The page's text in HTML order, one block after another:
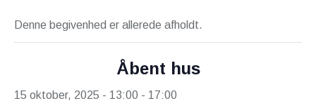
Denne begivenhed er allerede afholdt.
Åbent hus
15 oktober, 2025 - 13:00 - 17:00